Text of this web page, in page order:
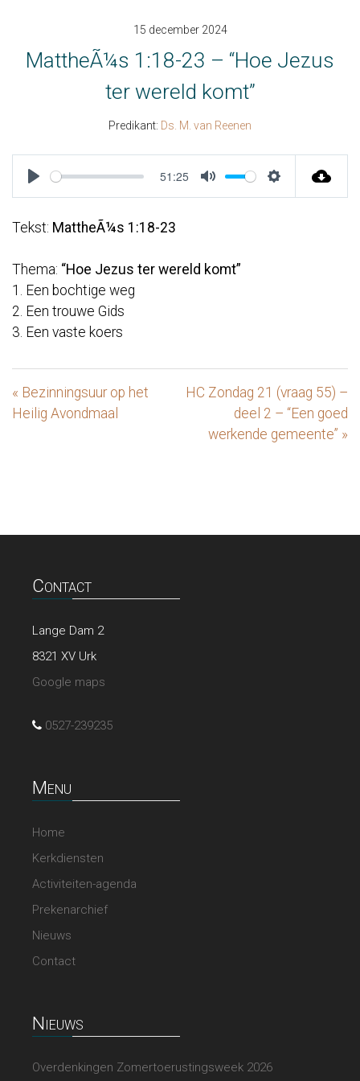
15 december 2024
MattheÃ¼s 1:18-23 – “Hoe Jezus
ter wereld komt”
Predikant: Ds. M. van Reenen
Play
51:25
Mute Settings
Tekst: MattheÃ¼s 1:18-23
Thema: “Hoe Jezus ter wereld komt”
1. Een bochtige weg
2. Een trouwe Gids
3. Een vaste koers
« Bezinningsuur op het
Heilig Avondmaal
HC Zondag 21 (vraag 55) –
deel 2 – “Een goed
werkende gemeente” »
Contact
Lange Dam 2
8321 XV Urk
Google maps
0527-239235
Menu
Home
Kerkdiensten
Activiteiten-agenda
Prekenarchief
Nieuws
Contact
Nieuws
Overdenkingen Zomertoerustingsweek 2026